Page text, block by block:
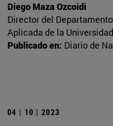
Diego Maza Ozcoidi
Director del
Aplicada de la
Publicado en: Diario de
04 | 10 | 2023